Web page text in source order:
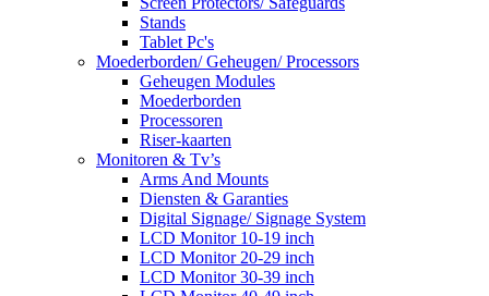
Stands
Tablet Pc's
Moederborden/ Geheugen/ Processors
Geheugen Modules
Moederborden
Processoren
Riser-kaarten
Monitoren & Tv’s
Arms And Mounts
Diensten & Garanties
Digital Signage/ Signage System
LCD Monitor 10-19 inch
LCD Monitor 20-29 inch
LCD Monitor 30-39 inch